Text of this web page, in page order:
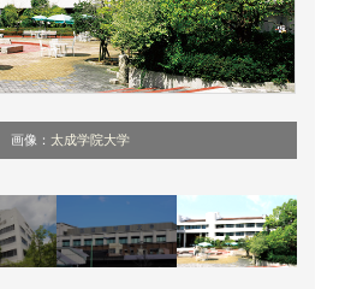
画像： 太成学院大学